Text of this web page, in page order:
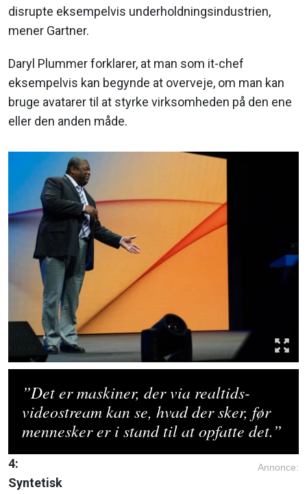
disrupte eksempelvis underholdningsindustrien,
mener Gartner.
Daryl Plummer forklarer, at man som it-chef
eksempelvis kan begynde at overveje, om man kan
bruge avatarer til at styrke virksomheden på den ene
eller den anden måde.
”Det er maskiner, der via realtids-
videostream kan se, hvad der sker, før
mennesker er i stand til at opfatte det.”
Annonce:
4:
Syntetisk